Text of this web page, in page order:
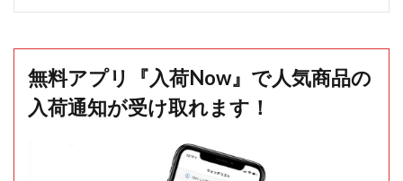
無料アプリ『入荷Now』で人気商品の
入荷通知が受け取れます！